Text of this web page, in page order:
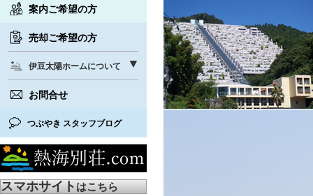
案内ご希望の方
売却ご希望の方
伊豆太陽ホームについて
お問合せ
つぶやき スタッフブログ
スマホサイトはこちら